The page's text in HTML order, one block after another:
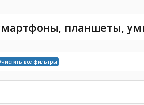
планшеты,
все фильтры